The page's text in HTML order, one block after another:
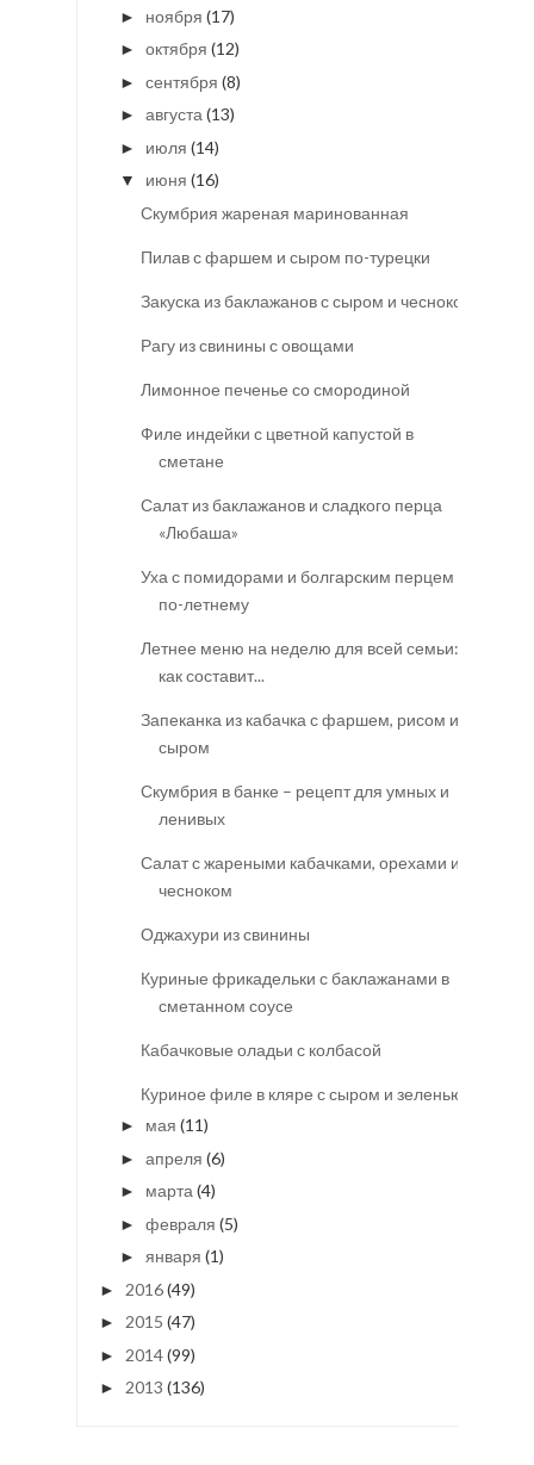
► ноября (17)
► октября (12)
► сентября (8)
► августа(13)
► июля (14)
▼ июня (16)
Скумбрия жареная маринованная
Пилав с фаршем и сыром по-турецки
Закуска из баклажанов с сыром и чесноком
Рагу из свинины с овощами
Лимонное печенье со смородиной
Филе индейки с цветной капустой в
сметане
Салат из баклажанов и сладкого перца
«Любаша»
Уха с помидорами и болгарским перцем
по-летнему
Летнее меню на неделю для всей семьи:
как составит...
Запеканка из кабачка с фаршем, рисом и
сыром
Скумбрия в банке – рецепт для умных и
ленивых
Салат с жареными кабачками, орехами и
чесноком
Оджахури из свинины
Куриные фрикадельки с баклажанами в
сметанном соусе
Кабачковые оладьи с колбасой
Куриное филе в кляре с сыром и зеленью
► мая (11)
► апреля (6)
► марта(4)
► февраля (5)
► января (1)
► 2016(49)
► 2015 (47)
► 2014(99)
► 2013 (136)